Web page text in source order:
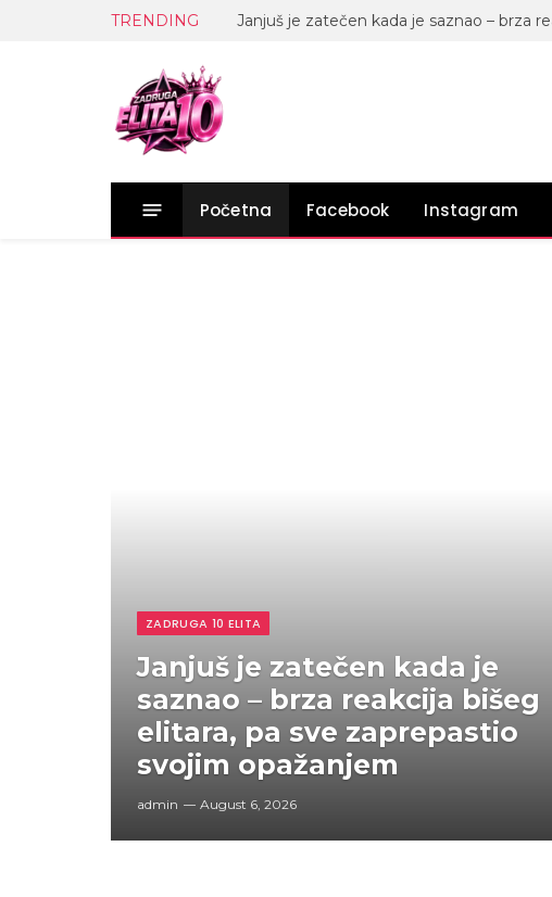
TRENDING
Početna Facebook Instagram
ZADRUGA 10 ELITA
Janjuš je zatečen kada je
saznao – brza reakcija bišeg
elitara, pa sve zaprepastio
svojim opažanjem
admin August 6, 2026